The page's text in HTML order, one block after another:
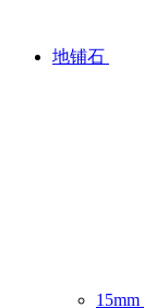
地铺石
15mm